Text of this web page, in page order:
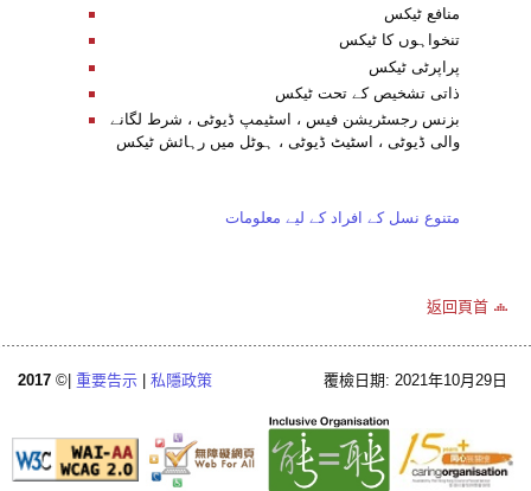
منافع ٹیکس
تنخواہوں کا ٹیکس
پراپرٹی ٹیکس
ذاتی تشخیص کے تحت ٹیکس
بزنس رجسٹریشن فیس ، اسٹیمپ ڈیوٹی ، شرط لگانے
والی ڈیوٹی ، اسٹیٹ ڈیوٹی ، ہوٹل میں رہائش ٹیکس
متنوع نسل کے افراد کے لیے معلومات
返回頁首
2017 ©| 重要告示 私隱政策 覆檢日期: 2021年10月29日